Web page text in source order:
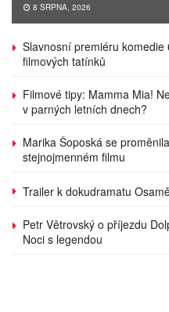
8 SRPNA, 2026
Slavnosní premiéru
filmových tatínků
Filmové tipy: Mamma Mia!
v parných letních dnech?
Marika Šoposká se
stejnojmenném filmu
Trailer k dokudramatu
Petr Větrovský o příjezdu
Noci s legendou